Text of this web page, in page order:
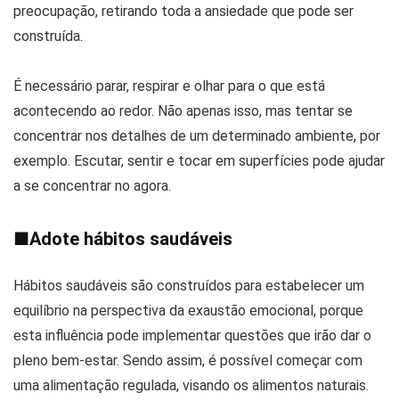
preocupação, retirando toda a ansiedade que pode ser
construída.
É necessário parar, respirar e olhar para o que está
acontecendo ao redor. Não apenas isso, mas tentar se
concentrar nos detalhes de um determinado ambiente, por
exemplo. Escutar, sentir e tocar em superfícies pode ajudar
a se concentrar no agora.
■Adote hábitos saudáveis
Hábitos saudáveis são construídos para estabelecer um
equilíbrio na perspectiva da exaustão emocional, porque
esta influência pode implementar questões que irão dar o
pleno bem-estar. Sendo assim, é possível começar com
uma alimentação regulada, visando os alimentos naturais.